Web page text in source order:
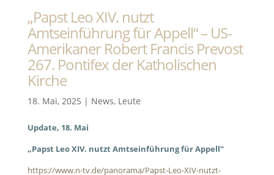
„Papst Leo XIV. nutzt
Amtseinführung für Appell“ – US-
Amerikaner Robert Francis Prevost
267. Pontifex der Katholischen
Kirche
18. Mai, 2025 | News, Leute
Update, 18. Mai
„Papst Leo XIV. nutzt Amtseinführung für Appell“
https://www.n-tv.de/panorama/Papst-Leo-XIV-nutzt-